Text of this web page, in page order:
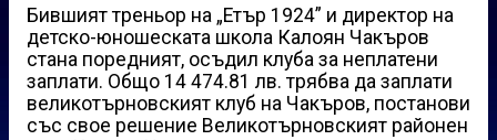
Бившият треньор на „Етър 1924” и директор на
детско-юношеската школа Калоян Чакъров
стана поредният, осъдил клуба за неплатени
заплати. Общо 14 474.81 лв. трябва да заплати
великотърновският клуб на Чакъров, постанови
със свое решение Великотърновският районен